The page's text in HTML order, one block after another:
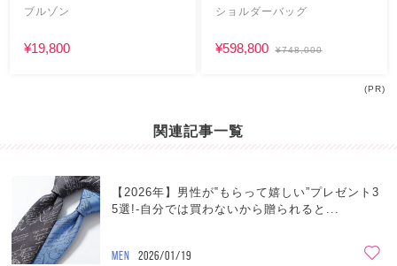
イス
ブルゾン
¥19,800
ショルダーバッグ
¥598,800 ¥748,000
(PR)
関連記事一覧
【2026年】男性が‟もらって嬉しい”プレゼント3
5選!-自分では買わないから贈られると...
MEN 2026/01/19